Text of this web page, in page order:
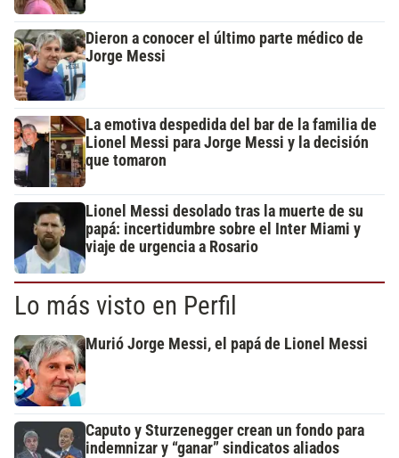
Dieron a conocer el último parte médico de
Jorge Messi
La emotiva despedida del bar de la familia de
Lionel Messi para Jorge Messi y la decisión
que tomaron
Lionel Messi desolado tras la muerte de su
papá: incertidumbre sobre el Inter Miami y
viaje de urgencia a Rosario
Lo más visto en Perfil
Murió Jorge Messi, el papá de Lionel Messi
Caputo y Sturzenegger crean un fondo para
indemnizar y “ganar” sindicatos aliados